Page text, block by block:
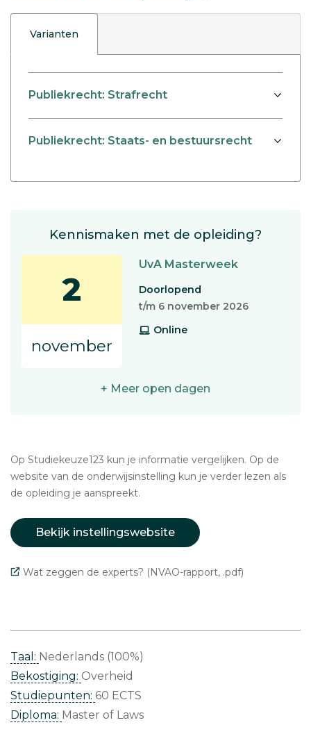
Varianten
Publiekrecht: Strafrecht
Publiekrecht: Staats- en bestuursrecht
Kennismaken met de opleiding?
2
november
UvA Masterweek
Doorlopend
t/m 6 november 2026
Online
+ Meer open dagen
Op Studiekeuze123 kun je informatie vergelijken. Op de
website van de onderwijsinstelling kun je verder lezen als
de opleiding je aanspreekt.
Bekijk instellingswebsite
Wat zeggen de experts? (NVAO-rapport, .pdf)
Taal: Nederlands (100%)
Bekostiging: Overheid
Studiepunten: 60 ECTS
Diploma: Master of Laws